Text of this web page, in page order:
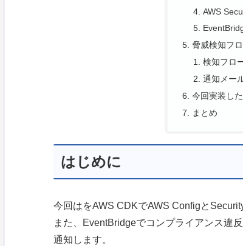
AWS
脅威検知フ
検知フロ
通知メー
今回実装し
まとめ
はじめに
今回はをAWS CDKでAWS Configと
また、EventBridgeでコンプライアンス違
通知します。